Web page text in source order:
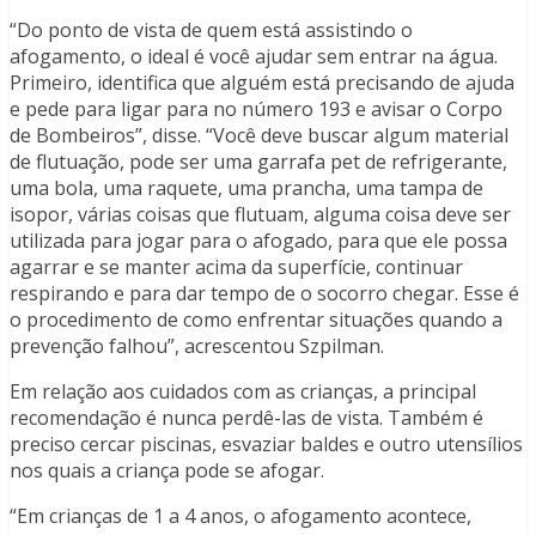
“Do ponto de vista de quem está assistindo o
afogamento, o ideal é você ajudar sem entrar na água.
Primeiro, identifica que alguém está precisando de ajuda
e pede para ligar para no número 193 e avisar o Corpo
de Bombeiros”, disse. “Você deve buscar algum material
de flutuação, pode ser uma garrafa pet de refrigerante,
uma bola, uma raquete, uma prancha, uma tampa de
isopor, várias coisas que flutuam, alguma coisa deve ser
utilizada para jogar para o afogado, para que ele possa
agarrar e se manter acima da superfície, continuar
respirando e para dar tempo de o socorro chegar. Esse é
o procedimento de como enfrentar situações quando a
prevenção falhou”, acrescentou Szpilman.
Em relação aos cuidados com as crianças, a principal
recomendação é nunca perdê-las de vista. Também é
preciso cercar piscinas, esvaziar baldes e outro utensílios
nos quais a criança pode se afogar.
“Em crianças de 1 a 4 anos, o afogamento acontece,